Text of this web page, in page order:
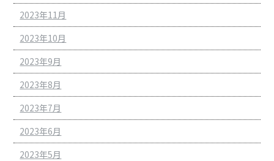
2023年11月
2023年10月
2023年9月
2023年8月
2023年7月
2023年6月
2023年5月